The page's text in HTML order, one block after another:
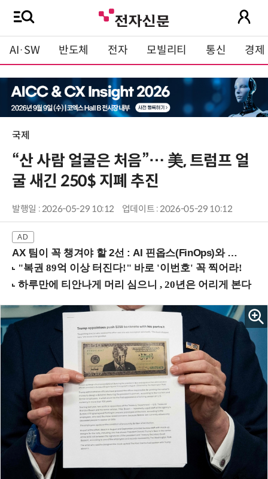
AI·SW 반도체 전자 모빌리티 통신 경제
국제
“산 사람 얼굴은 처음”… 美, 트럼프 얼
굴 새긴 250$ 지폐 추진
발행일 : 2026-05-29 10:12 업데이트 : 2026-05-29 10:12
AX 팀이 꼭 챙겨야 할 2선 : AI 핀옵스(FinOps)와 토큰 거버넌스 (8/21 잠실역)